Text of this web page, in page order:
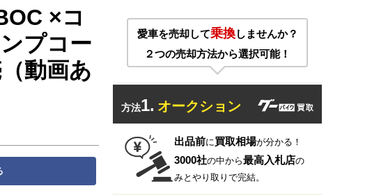
×コ
プコー
動画あ
愛車を売却して乗換しませんか？
２つの売却方法から選択可能！
方法1. オークション
出品前に買取相場が分かる！
3000社の中から最高入札店の
みとやり取りで完結。